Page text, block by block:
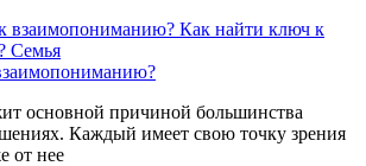
Как найти ключ к
Семья
основной причиной большинства
Каждый имеет свою точку зрения
от нее